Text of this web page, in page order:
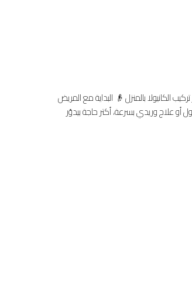
الكانيولا بالمنزل 👴 البداية مع المريض
علاج وريدي بسرعة، أكتر حاجة بيدوّر